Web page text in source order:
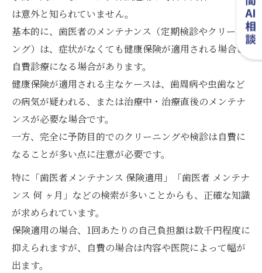
は意外と知られていません。
基本的に、歯医者のメンテナンス（定期検診やクリーニ
ング）は、症状がなくても健康保険が適用される場合と
自費診療になる場合があります。
健康保険が適用される主なケースは、歯周病や虫歯など
の病気が疑われる、または治療中・治療直後のメンテナ
ンスが必要な場合です。
一方、完全に予防目的でのクリーニングや検診は自費に
なることが多い点に注意が必要です。
特に「歯医者メンテナンス 保険適用」「歯医者 メンテナ
ンス 何 ヶ月」などの検索が多いことからも、正確な知識
が求められています。
保険適用の場合、1回あたりの自己負担額は数千円程度に
抑えられますが、自費の場合は内容や医院によって幅が
出ます。